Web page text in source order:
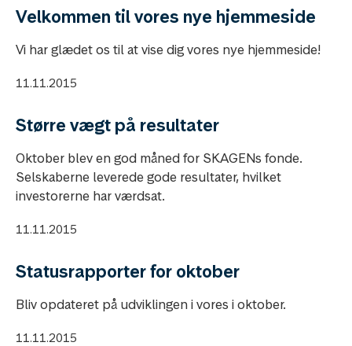
Velkommen til vores nye hjemmeside
Vi har glædet os til at vise dig vores nye hjemmeside!
11.11.2015
Større vægt på resultater
Oktober blev en god måned for SKAGENs fonde.
Selskaberne leverede gode resultater, hvilket
investorerne har værdsat.
11.11.2015
Statusrapporter for oktober
Bliv opdateret på udviklingen i vores i oktober.
11.11.2015